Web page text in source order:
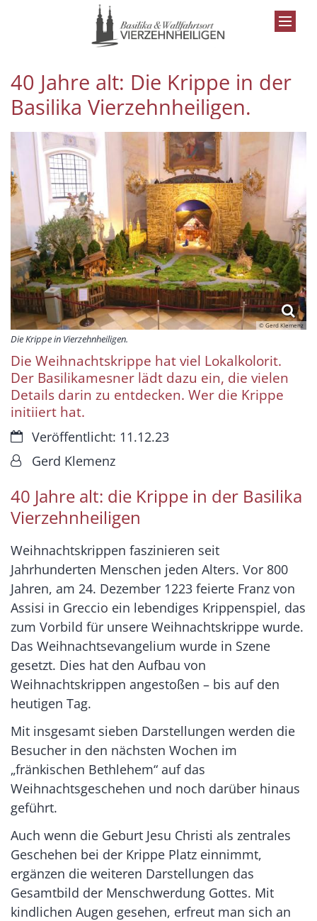
Zum Inhalt springen
40 Jahre alt: Die Krippe in der
Basilika Vierzehnheiligen.
© Gerd Klemenz
Die Krippe in Vierzehnheiligen.
Die Weihnachtskrippe hat viel Lokalkolorit.
Der Basilikamesner lädt dazu ein, die vielen
Details darin zu entdecken. Wer die Krippe
initiiert hat.
Datum:Veröffentlicht: 11.12.23
Von:Gerd Klemenz
40 Jahre alt: die Krippe in der Basilika
Vierzehnheiligen
Weihnachtskrippen faszinieren seit
Jahrhunderten Menschen jeden Alters. Vor 800
Jahren, am 24. Dezember 1223 feierte Franz von
Assisi in Greccio ein lebendiges Krippenspiel, das
zum Vorbild für unsere Weihnachtskrippe wurde.
Das Weihnachtsevangelium wurde in Szene
gesetzt. Dies hat den Aufbau von
Weihnachtskrippen angestoßen – bis auf den
heutigen Tag.
Mit insgesamt sieben Darstellungen werden die
Besucher in den nächsten Wochen im
„fränkischen Bethlehem“ auf das
Weihnachtsgeschehen und noch darüber hinaus
geführt.
Auch wenn die Geburt Jesu Christi als zentrales
Geschehen bei der Krippe Platz einnimmt,
ergänzen die weiteren Darstellungen das
Gesamtbild der Menschwerdung Gottes. Mit
kindlichen Augen gesehen, erfreut man sich an